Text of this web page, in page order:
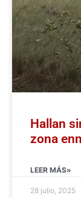
Hallan
zona
LEER MÁS»
28 julio, 2025